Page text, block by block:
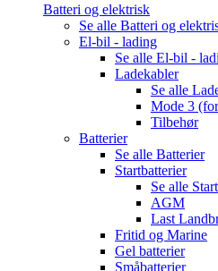
Batteri og elektrisk
Se alle Batteri og
El-bil - lading
Se alle El-bil -
Ladekabler
Se alle
Mode 3
Tilbehør
Batterier
Se alle Batterier
Startbatterier
Se alle
AGM
Last
Fritid og Marine
Gel batterier
Småbatterier